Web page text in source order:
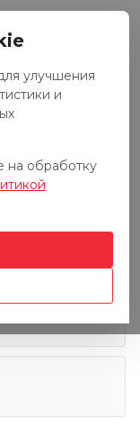
улучшения
и
на обработку